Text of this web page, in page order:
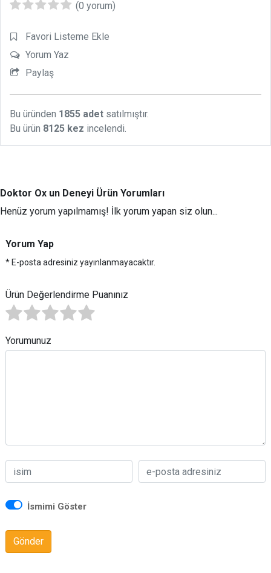
(0 yorum)
Favori Listeme Ekle
Yorum Yaz
Paylaş
Bu üründen 1855 adet satılmıştır.
Bu ürün 8125 kez incelendi.
Doktor Ox un Deneyi Ürün Yorumları
Henüz yorum yapılmamış! İlk yorum yapan siz olun...
Yorum Yap
* E-posta adresiniz yayınlanmayacaktır.
Ürün Değerlendirme Puanınız
Yorumunuz
İsmimi Göster
Gönder